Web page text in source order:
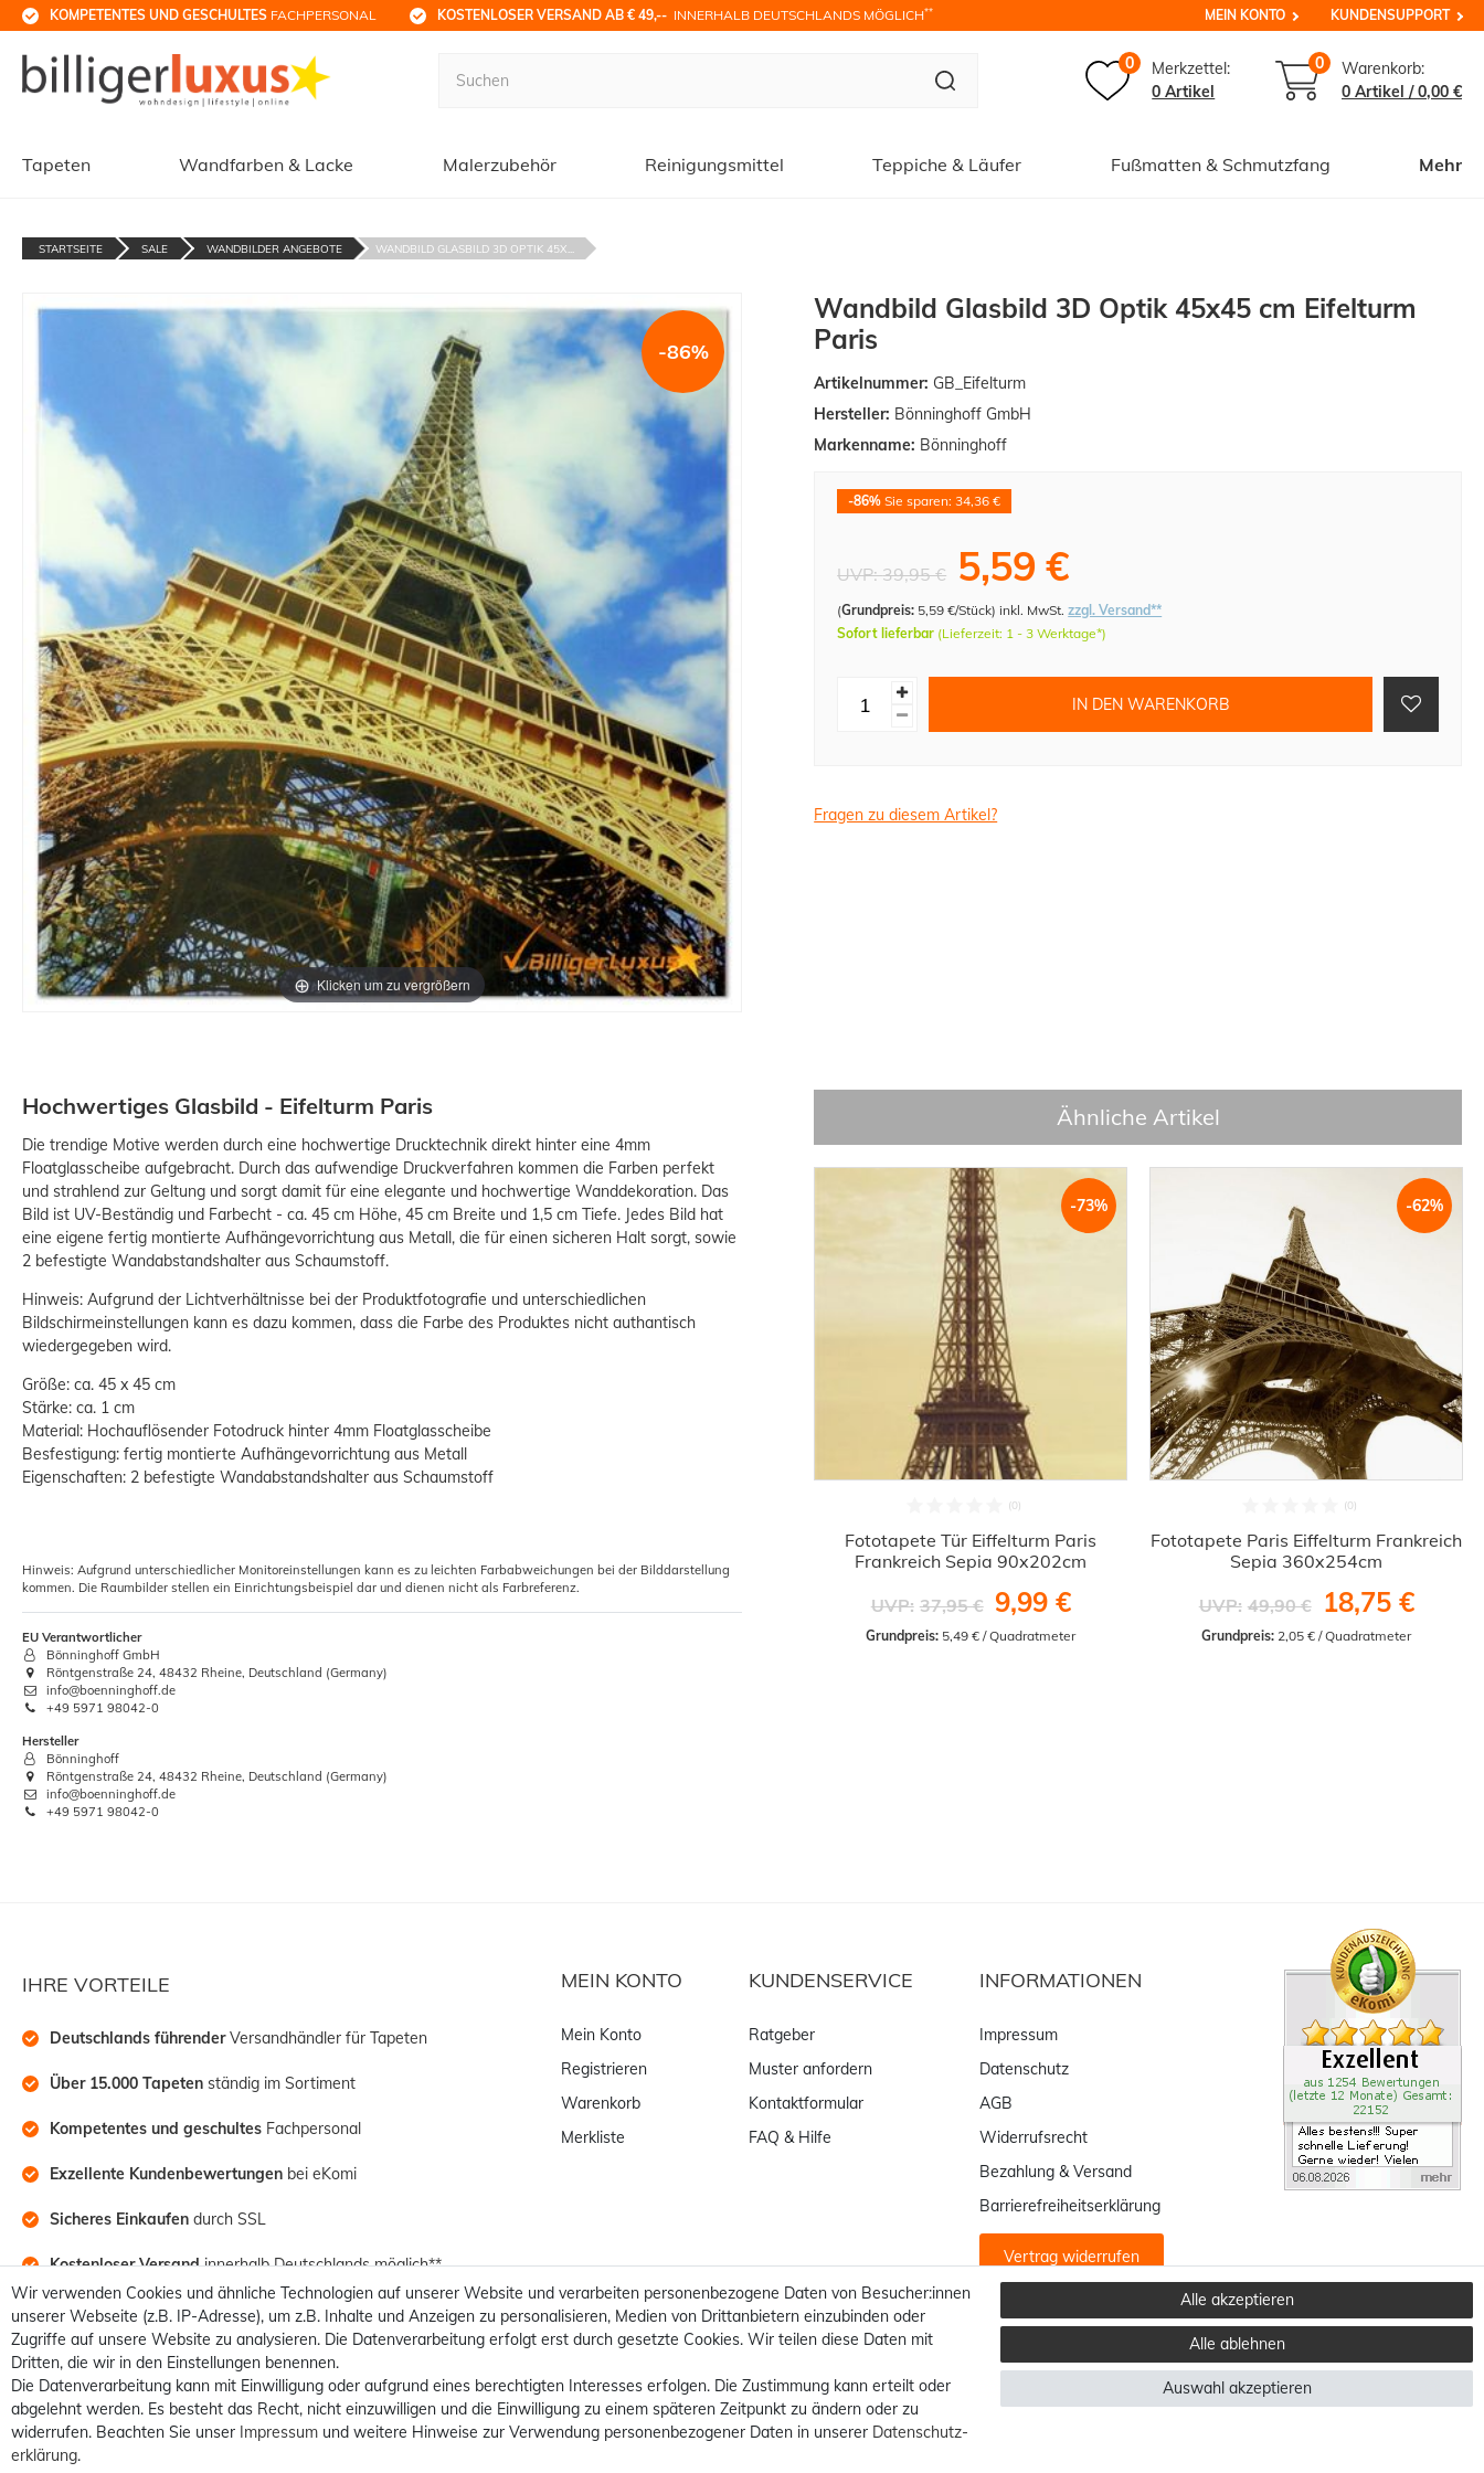
KOMPETENTES UND GESCHULTES FACHPERSONAL KOSTENLOSER VERSAND AB € 49,-- INNERHALB DEUTSCHLANDS MÖGLICH** MEIN KONTO KUNDENSUPPORT
0
Merkzettel:
0 Artikel
0
Warenkorb:
0 Artikel /0,00 €
Tapeten Wandfarben & Lacke Malerzubehör Reinigungsmittel Teppiche & Läufer Fußmatten & Schmutzfang Mehr
STARTSEITE SALE WANDBILDER ANGEBOTE WANDBILD GLASBILD 3D OPTIK 45X...
Klicken um zu vergrößern
-86%
Wandbild Glasbild 3D Optik 45x45 cm Eifelturm
Paris
Artikelnummer: GB_Eifelturm
Hersteller: Bönninghoff GmbH
Markenname: Bönninghoff
-86% Sie sparen: 34,36 €
UVP:39,95 € 5,59 €
(Grundpreis: 5,59 €/Stück)inkl. MwSt.zzgl. Versand**
Sofort lieferbar (Lieferzeit: 1 - 3 Werktage*)
IN DEN WARENKORB
Fragen zu diesem Artikel?
Hochwertiges Glasbild - Eifelturm Paris
Die trendige Motive werden durch eine hochwertige Drucktechnik direkt hinter eine 4mm
Floatglasscheibe aufgebracht. Durch das aufwendige Druckverfahren kommen die Farben perfekt
und strahlend zur Geltung und sorgt damit für eine elegante und hochwertige Wanddekoration. Das
Bild ist UV-Beständig und Farbecht - ca. 45 cm Höhe, 45 cm Breite und 1,5 cm Tiefe. Jedes Bild hat
eine eigene fertig montierte Aufhängevorrichtung aus Metall, die für einen sicheren Halt sorgt, sowie
2 befestigte Wandabstandshalter aus Schaumstoff.
Hinweis: Aufgrund der Lichtverhältnisse bei der Produktfotografie und unterschiedlichen
Bildschirmeinstellungen kann es dazu kommen, dass die Farbe des Produktes nicht authantisch
wiedergegeben wird.
Größe: ca. 45 x 45 cm
Stärke: ca. 1 cm
Material: Hochauflösender Fotodruck hinter 4mm Floatglasscheibe
Besfestigung: fertig montierte Aufhängevorrichtung aus Metall
Eigenschaften: 2 befestigte Wandabstandshalter aus Schaumstoff
Hinweis: Aufgrund unterschiedlicher Monitoreinstellungen kann es zu leichten Farbabweichungen bei der Bilddarstellung
kommen. Die Raumbilder stellen ein Einrichtungsbeispiel dar und dienen nicht als Farbreferenz.
EU Verantwortlicher
Bönninghoff GmbH
Röntgenstraße 24, 48432 Rheine, Deutschland (Germany)
info@boenninghoff.de
+49 5971 98042-0
Hersteller
Bönninghoff
Röntgenstraße 24, 48432 Rheine, Deutschland (Germany)
info@boenninghoff.de
+49 5971 98042-0
Ähnliche Artikel
-73%
Fototapete Tür Eiffelturm Paris
Frankreich Sepia 90x202cm
UVP: 37,95 € 9,99 €
Grundpreis: 5,49 € / Quadratmeter
-62%
Fototapete Paris Eiffelturm Frankreich
Sepia 360x254cm
UVP: 49,90 € 18,75 €
Grundpreis: 2,05 € / Quadratmeter
IHRE VORTEILE
Deutschlands führender Versandhändler für Tapeten
Über 15.000 Tapeten ständig im Sortiment
Kompetentes und geschultes Fachpersonal
Exzellente Kundenbewertungen bei eKomi
Sicheres Einkaufen durch SSL
Kostenloser Versand innerhalb Deutschlands möglich**
MEIN KONTO
Mein Konto
Registrieren
Warenkorb
Merkliste
KUNDENSERVICE
Ratgeber
Muster anfordern
Kontaktformular
FAQ & Hilfe
INFORMATIONEN
Impressum
Datenschutz
AGB
Widerrufsrecht
Bezahlung & Versand
Barrierefreiheitserklärung
Vertrag widerrufen
Wir verwenden Cookies und ähnliche Technologien auf unserer Website und verarbeiten personenbezogene Daten von Besucher:innen
unserer Webseite (z.B. IP-Adresse), um z.B. Inhalte und Anzeigen zu personalisieren, Medien von Drittanbietern einzubinden oder
Zugriffe auf unsere Website zu analysieren. Die Datenverarbeitung erfolgt erst durch gesetzte Cookies. Wir teilen diese Daten mit
Dritten, die wir in den Einstellungen benennen.
Die Datenverarbeitung kann mit Einwilligung oder aufgrund eines berechtigten Interesses erfolgen. Die Zustimmung kann erteilt oder
abgelehnt werden. Es besteht das Recht, nicht einzuwilligen und die Einwilligung zu einem späteren Zeitpunkt zu ändern oder zu
widerrufen. Beachten Sie unser Impressum und weitere Hinweise zur Verwendung personenbezogener Daten in unserer Daten­schutz­
erklärung.
Alle akzeptieren
Alle ablehnen
Auswahl akzeptieren